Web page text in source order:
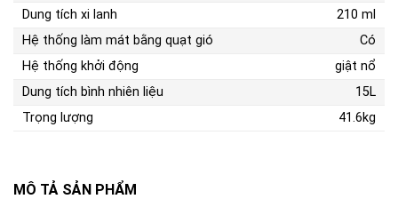
MÔ TẢ SẢN PHẨM
Dung tích xi lanh
210 ml
Hệ thống làm mát bằng quạt gió
Có
Hệ thống khởi động
giật nổ
Dung tích bình nhiên liệu
15L
Trọng lượng
41.6kg